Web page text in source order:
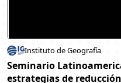
Instituto de Geografía
Seminario
estrategias de